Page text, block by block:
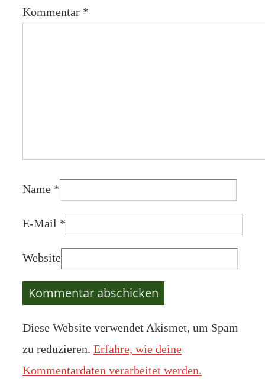
Kommentar *
Name *
E-Mail *
Website
Diese Website verwendet Akismet, um Spam
zu reduzieren. Erfahre, wie deine
Kommentardaten verarbeitet werden.